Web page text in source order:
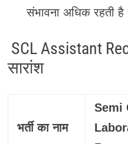
संभावना अधिक रहती
SCL Assistant
सारांश
भर्ती का नाम
Semi